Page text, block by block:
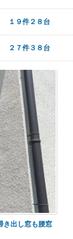
１９件２８台
２７件３８台
出し窓も腰窓